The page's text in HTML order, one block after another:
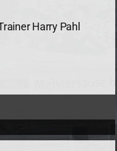
Harry Pahl